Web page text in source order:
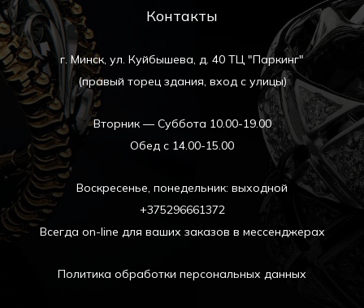
Контакты
г. Минск, ул. Куйбышева, д. 40 ТЦ "Паркинг"
(правый торец здания, вход с улицы)
Вторник — Суббота 10.00-19.00
Обед с 14.00-15.00
Воскресенье, понедельник: выходной
+375296661372
Всегда on-line для ваших заказов в мессенджерах
Политика обработки персональных данных